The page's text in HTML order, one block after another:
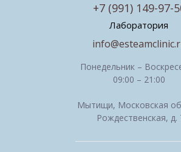
Понедельник –
09:00 – 21:00
Мытищи, Московская
Рождественская, д.
Лаборатория
+7 (991) 149-97-